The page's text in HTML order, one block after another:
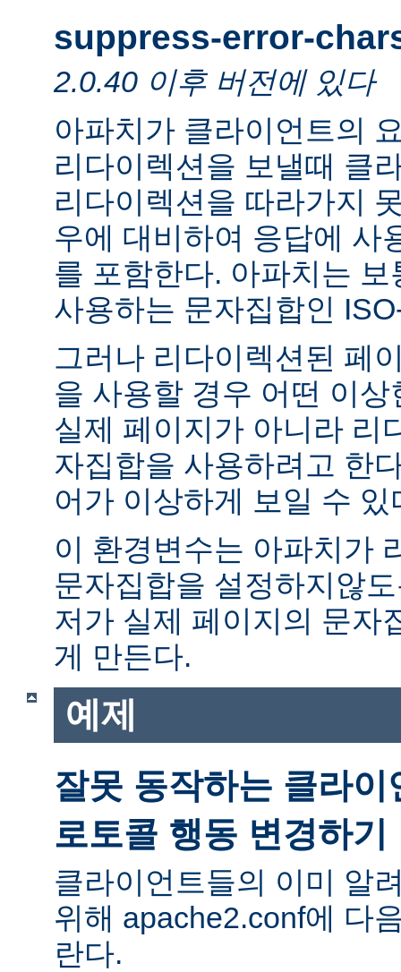
suppress-error-
2.0.40 이후 버전에 있다
아파치가 클라이언트의
리다이렉션을 보낼때 클
리다이렉션을 따라가지
우에 대비하여 응답에 사
를 포함한다. 아파치는
사용하는 문자집합인
그러나 리다이렉션된 페
을 사용할 경우 어떤 이
실제 페이지가 아니라 리
자집합을 사용하려고 한
어가 이상하게 보일 수 있
이 환경변수는 아파치가
문자집합을 설정하지않
저가 실제 페이지의 문자
게 만든다.
예제
잘못 동작하는 클라
로토콜 행동 변경하기
클라이언트들의 이미 알
위해 apache2.conf에 다
란다.